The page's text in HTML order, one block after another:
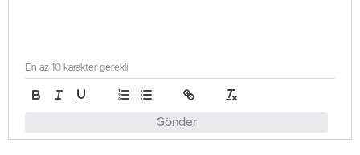
Gönder
En az 10 karakter gerekli